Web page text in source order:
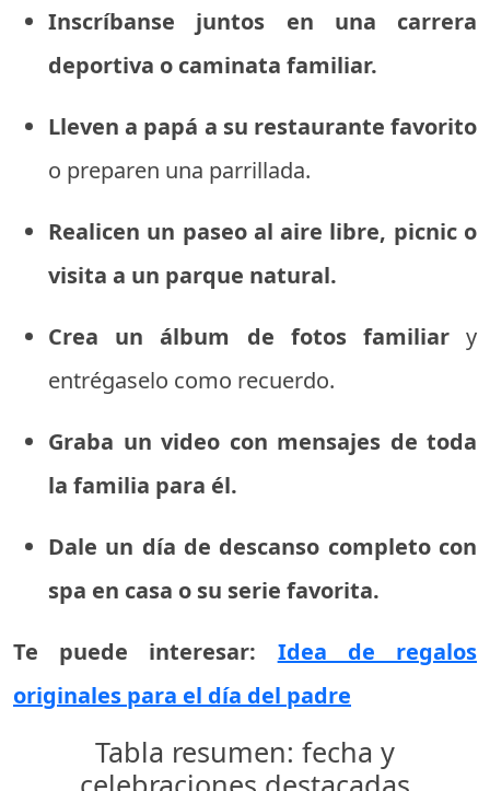
Inscríbanse juntos en una carrera
deportiva o caminata familiar.
Lleven a papá a su restaurante favorito
o preparen una parrillada.
Realicen un paseo al aire libre, picnic o
visita a un parque natural.
Crea un álbum de fotos familiary
entrégaselo como recuerdo.
Graba un video con mensajes de toda
la familia para él.
Dale un día de descanso completo con
spa en casa o su serie favorita.
Te puede interesar: Idea de regalos
originales para el día del padre
Tabla resumen: fecha y